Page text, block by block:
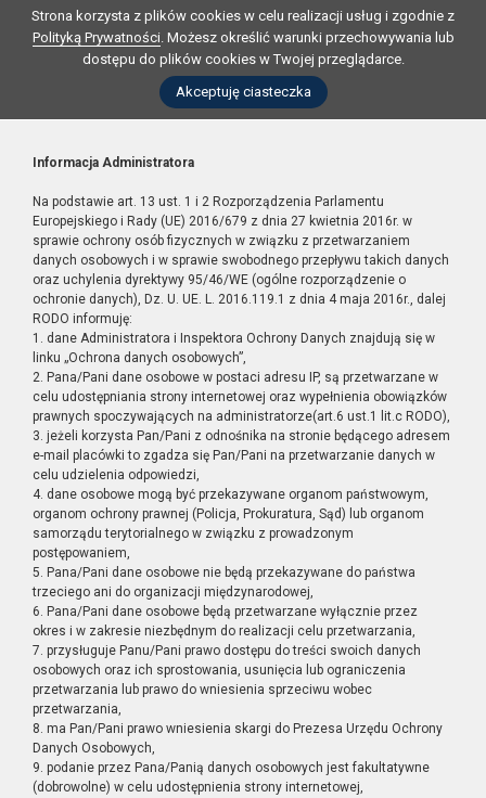
Strona korzysta z plików cookies w celu realizacji usług i zgodnie z
Polityką Prywatności. Możesz określić warunki przechowywania lub
dostępu do plików cookies w Twojej przeglądarce.
Akceptuję ciasteczka
Informacja Administratora
Na podstawie art. 13 ust. 1 i 2 Rozporządzenia Parlamentu
Europejskiego i Rady (UE) 2016/679 z dnia 27 kwietnia 2016r. w
sprawie ochrony osób fizycznych w związku z przetwarzaniem
danych osobowych i w sprawie swobodnego przepływu takich danych
oraz uchylenia dyrektywy 95/46/WE (ogólne rozporządzenie o
ochronie danych), Dz. U. UE. L. 2016.119.1 z dnia 4 maja 2016r., dalej
RODO informuję:
1. dane Administratora i Inspektora Ochrony Danych znajdują się w
linku „Ochrona danych osobowych”,
2. Pana/Pani dane osobowe w postaci adresu IP, są przetwarzane w
celu udostępniania strony internetowej oraz wypełnienia obowiązków
prawnych spoczywających na administratorze(art.6 ust.1 lit.c RODO),
3. jeżeli korzysta Pan/Pani z odnośnika na stronie będącego adresem
e-mail placówki to zgadza się Pan/Pani na przetwarzanie danych w
celu udzielenia odpowiedzi,
4. dane osobowe mogą być przekazywane organom państwowym,
organom ochrony prawnej (Policja, Prokuratura, Sąd) lub organom
samorządu terytorialnego w związku z prowadzonym
postępowaniem,
5. Pana/Pani dane osobowe nie będą przekazywane do państwa
trzeciego ani do organizacji międzynarodowej,
6. Pana/Pani dane osobowe będą przetwarzane wyłącznie przez
okres i w zakresie niezbędnym do realizacji celu przetwarzania,
7. przysługuje Panu/Pani prawo dostępu do treści swoich danych
osobowych oraz ich sprostowania, usunięcia lub ograniczenia
przetwarzania lub prawo do wniesienia sprzeciwu wobec
przetwarzania,
8. ma Pan/Pani prawo wniesienia skargi do Prezesa Urzędu Ochrony
Danych Osobowych,
9. podanie przez Pana/Panią danych osobowych jest fakultatywne
(dobrowolne) w celu udostępnienia strony internetowej,